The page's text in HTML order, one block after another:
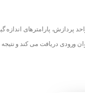
پردازش، پارامترهای اندازه